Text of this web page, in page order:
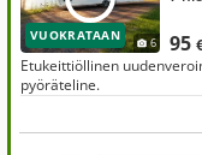
VUOKRATAAN 6 95
Etukeittiöllinen
pyöräteline.